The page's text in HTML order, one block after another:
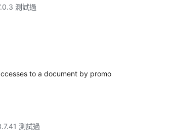
測試過
to a document by promo
測試過